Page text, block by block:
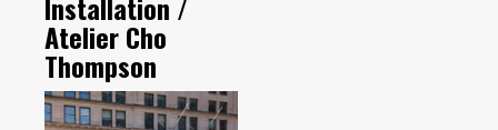
Atelier Cho
Thompson